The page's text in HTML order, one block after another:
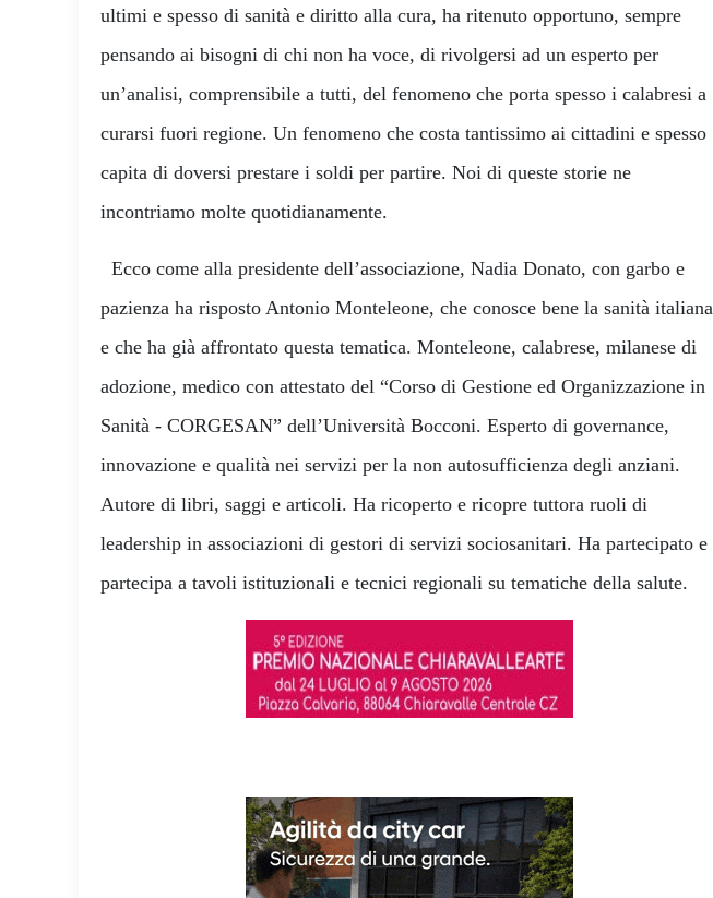
ultimi e spesso di sanità e diritto alla cura, ha ritenuto opportuno, sempre
pensando ai bisogni di chi non ha voce, di rivolgersi ad un esperto per
un’analisi, comprensibile a tutti, del fenomeno che porta spesso i calabresi a
curarsi fuori regione. Un fenomeno che costa tantissimo ai cittadini e spesso
capita di doversi prestare i soldi per partire. Noi di queste storie ne
incontriamo molte quotidianamente.
Ecco come alla presidente dell’associazione, Nadia Donato, con garbo e
pazienza ha risposto Antonio Monteleone, che conosce bene la sanità italiana
e che ha già affrontato questa tematica. Monteleone, calabrese, milanese di
adozione, medico con attestato del “Corso di Gestione ed Organizzazione in
Sanità - CORGESAN” dell’Università Bocconi. Esperto di governance,
innovazione e qualità nei servizi per la non autosufficienza degli anziani.
Autore di libri, saggi e articoli. Ha ricoperto e ricopre tuttora ruoli di
leadership in associazioni di gestori di servizi sociosanitari. Ha partecipato e
partecipa a tavoli istituzionali e tecnici regionali su tematiche della salute.